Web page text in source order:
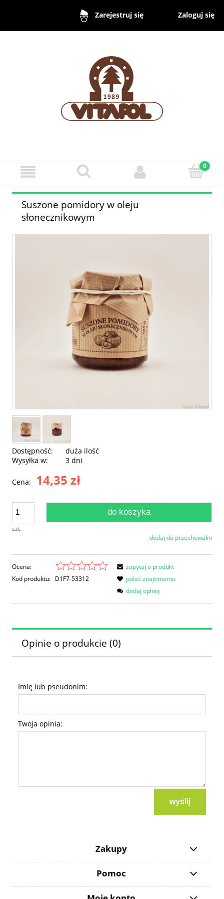
Zarejestruj się Zaloguj się
Suszone pomidory w oleju
słonecznikowym
Dostępność:
duża ilość
Wysyłka w:
3 dni
Cena: 14,35 zł
szt.
do koszyka
dodaj do przechowalni
Ocena:
Kod produktu: D1F7-53312
zapytaj o produkt
poleć znajomemu
dodaj opinię
Opinie o produkcie (0)
Imię lub pseudonim:
Twoja opinia:
wyślij
Zakupy
Pomoc